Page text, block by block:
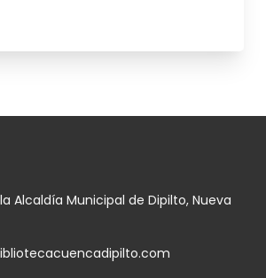
Alcaldía Municipal de Dipilto, Nueva